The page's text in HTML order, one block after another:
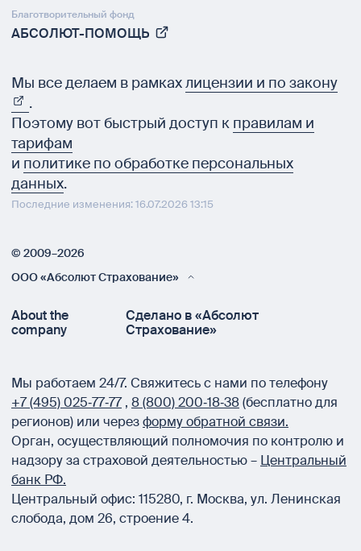
Благотворительный фонд
АБСОЛЮТ-ПОМОЩЬ
Мы все делаем в рамкахлицензии и по закону
.
Поэтому вот быстрый доступ к правилам и
тарифам
и политике по обработке персональных
данных.
Последние изменения: 16.07.2026 13:15
© 2009–2026
ООО «Абсолют Страхование»
About the
company
Сделано в «Абсолют
Страхование»
Мы работаем 24/7. Свяжитесь с нами по телефону
+7 (495) 025‑77‑77 , 8 (800) 200‑18‑38(бесплатно для
регионов) или черезформу обратной связи.
Орган, осуществляющий полномочия по контролю и
надзору за страховой деятельностью – Центральный
банк РФ.
Центральный офис: 115280, г. Москва, ул. Ленинская
слобода, дом 26, строение 4.